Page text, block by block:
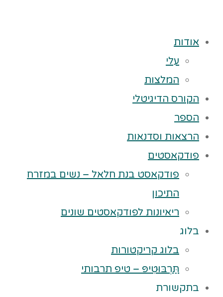
אודות
עלי
המלצות
הקורס הדיגיטלי
הספר
הרצאות וסדנאות
פודקאסטים
פודקאסט בנת חלאל – נשים במזרח
התיכון
ריאיונות לפודקאסטים שונים
בלוג
בלוג קריקטורות
תַּרְבּוּטִיפּ – טיפ תרבותי
בתקשורת